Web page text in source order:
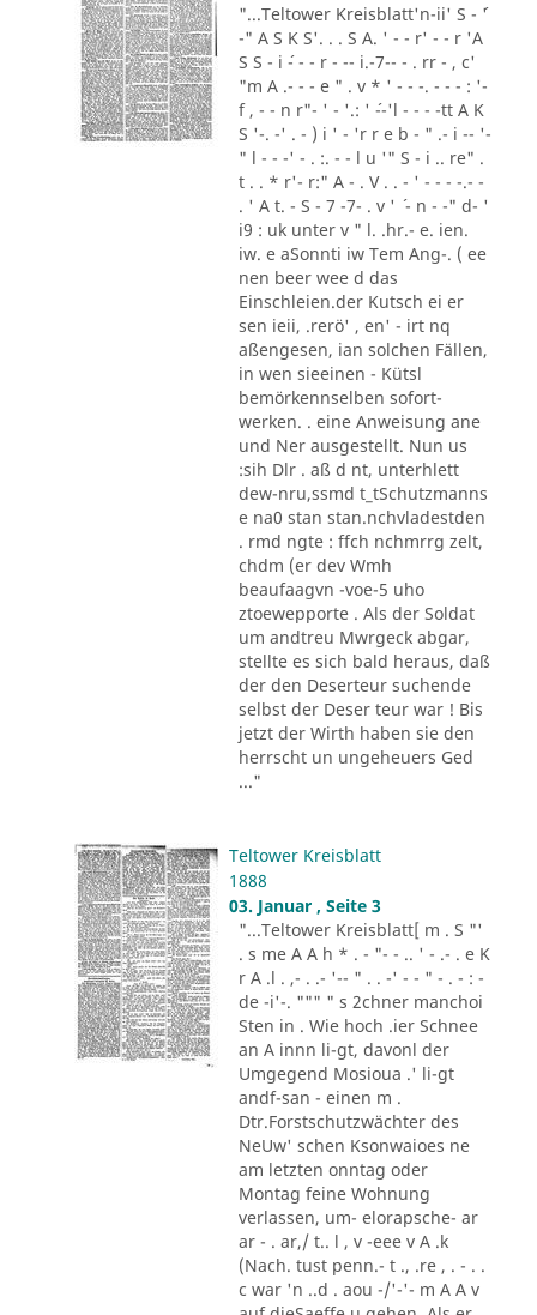
"...Teltower Kreisblatt'n-ii' S - ´'
-" A S K S'. . . S A. ' - - r' - - r 'A
S S - i ´- - - r - -- i.-7-- - . rr - , c'
"m A .- - - e " . v * ' - - -. - - - : '-
f , - - n r"- ' - '.: ' ´--'l - - - -tt A K
S '-. -' . - ) i ' - 'r r e b - " .- i -- '-
" l - - -' - . :. - - l u '" S - i .. re" .
t . . * r'- r:" A - . V . . - ' - - - -.- -
. ' A t. - S - 7 -7- . v ' ´ - n - -" d- '
i9 : uk unter v " l. .hr.- e. ien.
iw. e aSonnti iw Tem Ang-. ( ee
nen beer wee d das
Einschleien.der Kutsch ei er
sen ieii, .rerö' , en' - irt nq
aßengesen, ian solchen Fällen,
in wen sieeinen - Kütsl
bemörkennselben sofort-
werken. . eine Anweisung ane
und Ner ausgestellt. Nun us
:sih Dlr . aß d nt, unterhlett
dew-nru,ssmd t_tSchutzmanns
e na0 stan stan.nchvladestden
. rmd ngte : ffch nchmrrg zelt,
chdm (er dev Wmh
beaufaagvn -voe-5 uho
ztoewepporte . Als der Soldat
um andtreu Mwrgeck abgar,
stellte es sich bald heraus, daß
der den Deserteur suchende
selbst der Deser teur war ! Bis
jetzt der Wirth haben sie den
herrscht un ungeheuers Ged
..."
Teltower Kreisblatt
1888
03. Januar , Seite 3
"...Teltower Kreisblatt[ m . S "'
. s me A A h * . - "- - .. ' - .- . e K
r A .l . ,- . .- '-- " . . -' - - " - . - : -
de -i'-. """ " s 2chner manchoi
Sten in . Wie hoch .ier Schnee
an A innn li-gt, davonl der
Umgegend Mosioua .' li-gt
andf-san - einen m .
Dtr.Forstschutzwächter des
NeUw' schen Ksonwaioes ne
am letzten onntag oder
Montag feine Wohnung
verlassen, um- elorapsche- ar
ar - . ar,/ t.. l , v -eee v A .k
(Nach. tust penn.- t ., .re , . - . .
c war 'n ..d . aou -/'-'- m A A v